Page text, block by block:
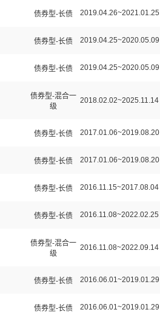
债券型-长债 2019.04.26~2021.01.25
债券型-长债 2019.04.25~2020.05.09
债券型-长债 2019.04.25~2020.05.09
债券型-混合一
级
2018.02.02~2025.11.14
债券型-长债 2017.01.06~2019.08.20
债券型-长债 2017.01.06~2019.08.20
债券型-长债 2016.11.15~2017.08.04
债券型-长债 2016.11.08~2022.02.25
债券型-混合一
级
2016.11.08~2022.09.14
债券型-长债 2016.06.01~2019.01.29
债券型-长债 2016.06.01~2019.01.29